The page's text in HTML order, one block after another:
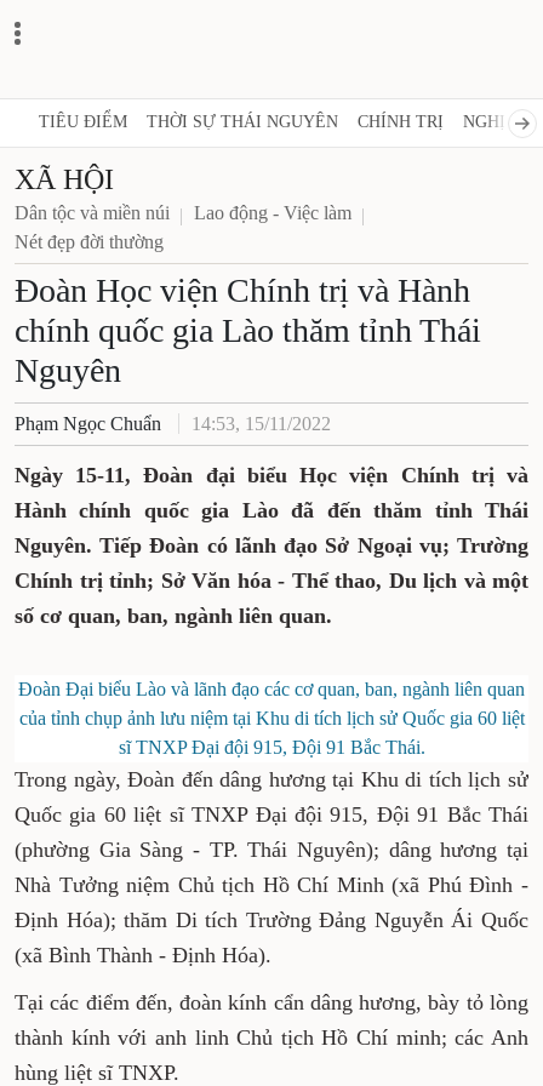
TIÊU ĐIỂM THỜI SỰ THÁI NGUYÊN CHÍNH TRỊ NGHỊ
XÃ HỘI
Dân tộc và miền núi
Lao động - Việc làm
Nét đẹp đời thường
Đoàn Học viện Chính trị và Hành
chính quốc gia Lào thăm tỉnh Thái
Nguyên
Phạm Ngọc Chuẩn 14:53, 15/11/2022
Ngày 15-11, Đoàn đại biểu Học viện Chính trị và
Hành chính quốc gia Lào đã đến thăm tỉnh Thái
Nguyên. Tiếp Đoàn có lãnh đạo Sở Ngoại vụ; Trường
Chính trị tỉnh; Sở Văn hóa- Thể thao, Du lịch và một
số cơ quan, ban, ngành liên quan.
Đoàn Đại biểu Lào và lãnh đạo các cơ quan, ban, ngành liên quan
của tỉnh chụp ảnh lưu niệm tại Khu di tích lịch sử Quốc gia 60 liệt
sĩ TNXP Đại đội 915, Đội 91 Bắc Thái.
Trong ngày, Đoàn đến dâng hương tại Khu di tích lịch sử
Quốc gia 60 liệt sĩ TNXP Đại đội 915, Đội 91 Bắc Thái
(phường Gia Sàng - TP. Thái Nguyên); dâng hương tại
Nhà Tưởng niệm Chủ tịch Hồ Chí Minh (xã Phú Đình -
Định Hóa); thăm Di tích Trường Đảng Nguyễn Ái Quốc
(xã Bình Thành - Định Hóa).
Tại các điểm đến, đoàn kính cẩn dâng hương, bày tỏ lòng
thành kính với anh linh Chủ tịch Hồ Chí minh; các Anh
hùng liệt sĩ TNXP.